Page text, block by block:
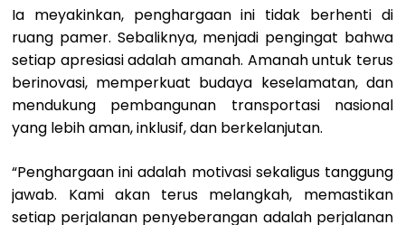
Ia meyakinkan, penghargaan ini tidak berhenti di
ruang pamer. Sebaliknya, menjadi pengingat bahwa
setiap apresiasi adalah amanah. Amanah untuk terus
berinovasi, memperkuat budaya keselamatan, dan
mendukung pembangunan transportasi nasional
yang lebih aman, inklusif, dan berkelanjutan.
“Penghargaan ini adalah motivasi sekaligus tanggung
jawab. Kami akan terus melangkah, memastikan
setiap perjalanan penyeberangan adalah perjalanan